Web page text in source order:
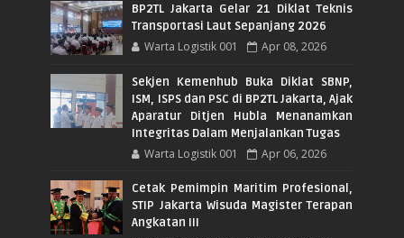
BP2TL Jakarta Gelar 21 Diklat Teknis
Transportasi Laut Sepanjang 2026
Warta Logistik 001 Apr 08, 2026
Sekjen Kemenhub Buka Diklat SBNP,
ISM, ISPS dan PSC di BP2TL Jakarta, Ajak
Aparatur Ditjen Hubla Menanamkan
Integritas Dalam Menjalankan Tugas
Warta Logistik 001 Apr 06, 2026
Cetak Pemimpin Maritim Profesional,
STIP Jakarta Wisuda Magister Terapan
Angkatan III